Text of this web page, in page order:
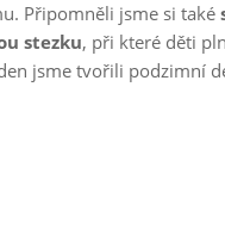
Připomněli jsme si také
stezku, při které děti
jsme tvořili podzimní